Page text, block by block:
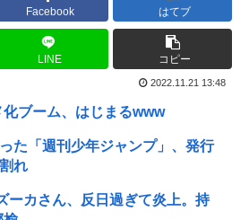
Facebook はてブ
LINE コピー
2022.11.21 13:48
化ブーム、はじまるwww
た「週刊少年ジャンプ」、発行
れ
ーカさん、反日過ぎて炎上。持